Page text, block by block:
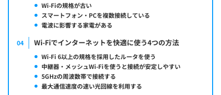
Wi-Fiの規格が古い
スマートフォン・PCを複数接続している
電波に影響する家電がある
04 Wi-Fiでインターネットを快適に使う4つの方法
Wi-Fi 6以上の規格を採用したルータを使う
中継器・メッシュWi-Fiを使うと接続が安定しやすい
5GHzの周波数帯で接続する
最大通信速度の速い光回線を利用する